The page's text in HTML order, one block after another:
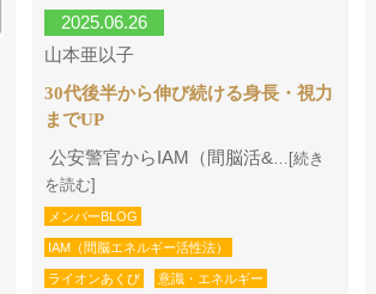
2025.06.26
山本亜以子
30代後半から伸び続ける身長・視力
までUP
公安警官からIAM（間脳活&…[続き
を読む]
メンバーBLOG
IAM（間脳エネルギー活性法）
ライオンあくび 意識・エネルギー